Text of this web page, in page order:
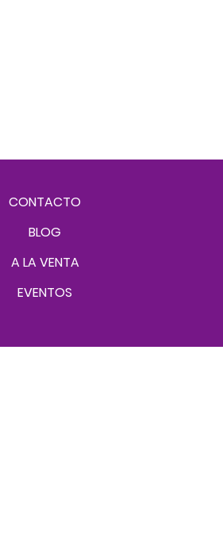
CONTACTO
BLOG
A LA VENTA
EVENTOS